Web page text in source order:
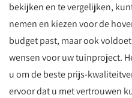
bekijken en te vergelijken,
nemen en kiezen voor de
budget past, maar ook
wensen voor uw tuinproject.
u om de beste prijs-
ervoor dat u met vertrouwen